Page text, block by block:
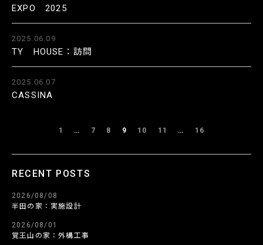
EXPO 2025
2025.06.09
TY HOUSE：訪問
2025.06.07
CASSINA
1 … 7 8 9 10 11 … 16
RECENT POSTS
2026/08/08
半田の家：実施設計
2026/08/01
覚王山の家：外構工事